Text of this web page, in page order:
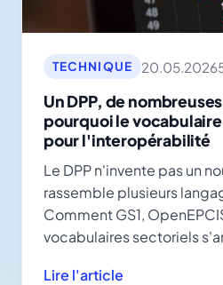
TECHNIQUE 20.05.2026
Un DPP, de
pourquoi le
pour l'interopérabilité
Le DPP n'invente pas un
rassemble plusieurs
Comment GS1,
vocabulaires sectoriels
Lire l'article